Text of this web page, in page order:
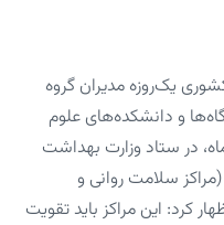
یک‌روزه مدیران گروه
و دانشکده‌های علوم
کشور که یکشنبه ۱۱ آذرماه، در ستاد وزارت بهداشت
۱۰۶ مرکز سراج (مراکز سلامت روانی و
کرد: این مراکز باید تقویت